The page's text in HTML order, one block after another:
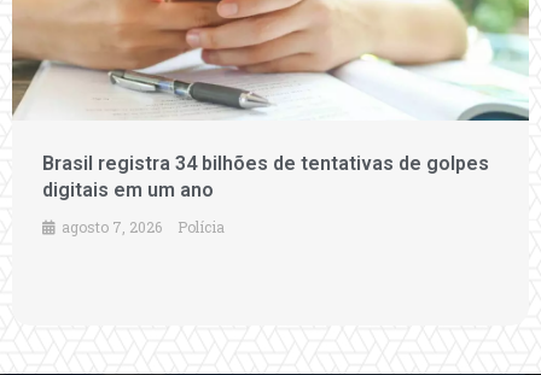
Brasil registra 34 bilhões de tentativas de golpes
digitais em um ano
agosto 7, 2026 Polícia